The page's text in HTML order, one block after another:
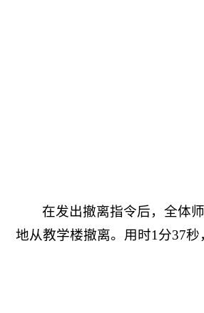
在发出撤离指令后，全体
地从教学楼撤离。用时1分37秒